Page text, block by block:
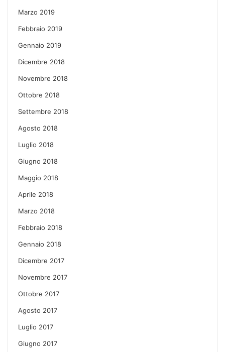
Marzo 2019
Febbraio 2019
Gennaio 2019
Dicembre 2018
Novembre 2018
Ottobre 2018
Settembre 2018
Agosto 2018
Luglio 2018
Giugno 2018
Maggio 2018
Aprile 2018
Marzo 2018
Febbraio 2018
Gennaio 2018
Dicembre 2017
Novembre 2017
Ottobre 2017
Agosto 2017
Luglio 2017
Giugno 2017